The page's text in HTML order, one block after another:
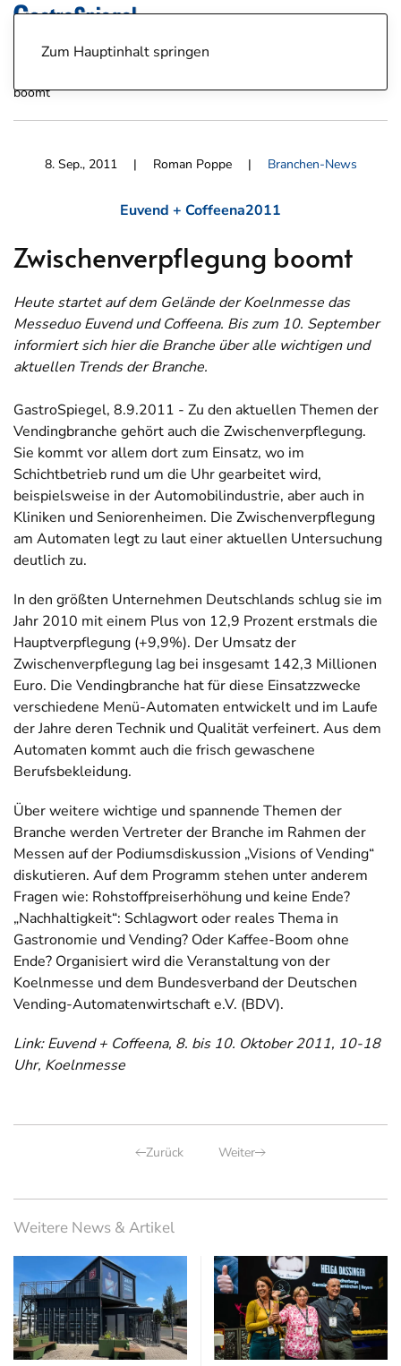
Zum Hauptinhalt springen
boomt
8. Sep., 2011| Roman Poppe | Branchen-News
Euvend + Coffeena2011
Zwischenverpflegung boomt
Heute startet auf dem Gelände der Koelnmesse das
Messeduo Euvend und Coffeena. Bis zum 10. September
informiert sich hier die Branche über alle wichtigen und
aktuellen Trends der Branche.
GastroSpiegel, 8.9.2011 - Zu den aktuellen Themen der
Vendingbranche gehört auch die Zwischenverpflegung.
Sie kommt vor allem dort zum Einsatz, wo im
Schichtbetrieb rund um die Uhr gearbeitet wird,
beispielsweise in der Automobilindustrie, aber auch in
Kliniken und Seniorenheimen. Die Zwischenverpflegung
am Automaten legt zu laut einer aktuellen Untersuchung
deutlich zu.
In den größten Unternehmen Deutschlands schlug sie im
Jahr 2010 mit einem Plus von 12,9 Prozent erstmals die
Hauptverpflegung (+9,9%). Der Umsatz der
Zwischenverpflegung lag bei insgesamt 142,3 Millionen
Euro. Die Vendingbranche hat für diese Einsatzzwecke
verschiedene Menü-Automaten entwickelt und im Laufe
der Jahre deren Technik und Qualität verfeinert. Aus dem
Automaten kommt auch die frisch gewaschene
Berufsbekleidung.
Über weitere wichtige und spannende Themen der
Branche werden Vertreter der Branche im Rahmen der
Messen auf der Podiumsdiskussion „Visions of Vending“
diskutieren. Auf dem Programm stehen unter anderem
Fragen wie: Rohstoffpreiserhöhung und keine Ende?
„Nachhaltigkeit“: Schlagwort oder reales Thema in
Gastronomie und Vending? Oder Kaffee-Boom ohne
Ende? Organisiert wird die Veranstaltung von der
Koelnmesse und dem Bundesverband der Deutschen
Vending-Automatenwirtschaft e.V. (BDV).
Link: Euvend + Coffeena, 8. bis 10. Oktober 2011, 10-18
Uhr, Koelnmesse
Zurück Weiter
Weitere News & Artikel